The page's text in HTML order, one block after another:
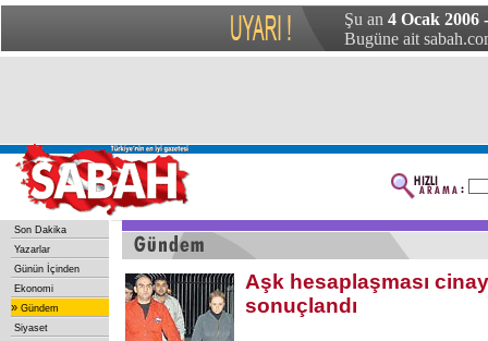
Şu an 4 Ocak 2006
Bugüne ait
Son Dakika
Yazarlar
Günün İçinden
Ekonomi
» Gündem
Siyaset
Aşk hesaplaşması
sonuçlandı